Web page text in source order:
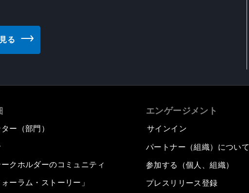
る
ー（部門）
クホルダーのコミュニティ
ォーラム・ストーリー」
エンゲージメント
サインイン
パートナー（組織）について
参加する（個人、組織）
プレスリリース登録